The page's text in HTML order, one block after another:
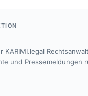
Werbung
Werbung
KARIMI.legal
und Pressemeldungen